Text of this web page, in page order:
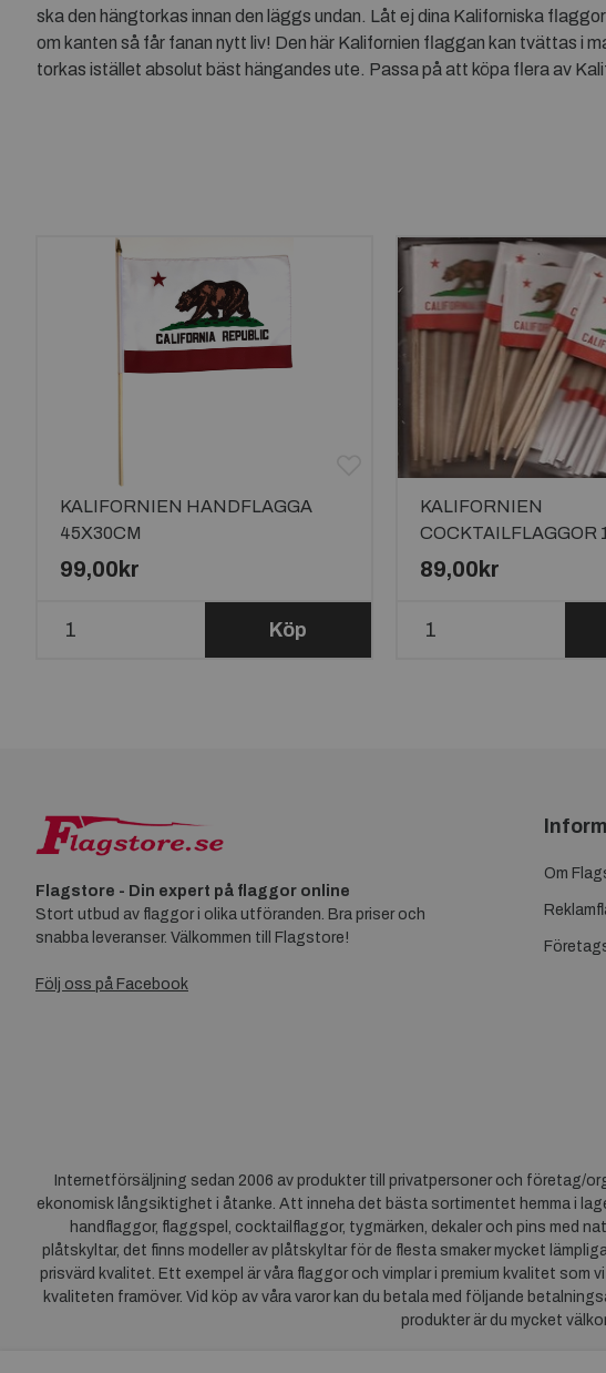
ska den hängtorkas innan den läggs undan. Låt ej dina Kaliforniska
om kanten så får fanan nytt liv! Den här Kalifornien flaggan kan tvättas i
torkas istället absolut bäst hängandes ute. Passa på att köpa flera av
KALIFORNIEN HANDFLAGGA
45X30CM
99,00kr
Köp
KALIFORNIEN
COCKTAILFLAGGOR
89,00kr
Flagstore - Din expert på flaggor online
Stort utbud av flaggor i olika utföranden. Bra priser och
snabba leveranser. Välkommen till Flagstore!
Följ oss på Facebook
Om
Internetförsäljning sedan 2006 av produkter till privatpersoner och företag/
ekonomisk långsiktighet i åtanke. Att inneha det bästa sortimentet hemma i
handflaggor, flaggspel, cocktailflaggor, tygmärken, dekaler och pins med
plåtskyltar, det finns modeller av plåtskyltar för de flesta smaker mycket
prisvärd kvalitet. Ett exempel är våra flaggor och vimplar i premium kvalitet
kvaliteten framöver. Vid köp av våra varor kan du betala med följande
produkter är du mycket